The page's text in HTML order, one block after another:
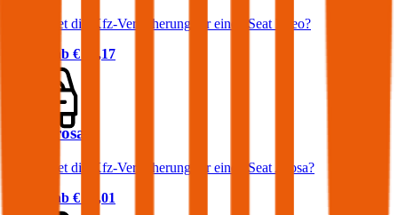
Was kostet die Kfz-Versicherung für einen Seat Exeo?
Prämie ab € 67,17
Seat Arosa
Was kostet die Kfz-Versicherung für einen Seat Arosa?
Prämie ab € 23,01